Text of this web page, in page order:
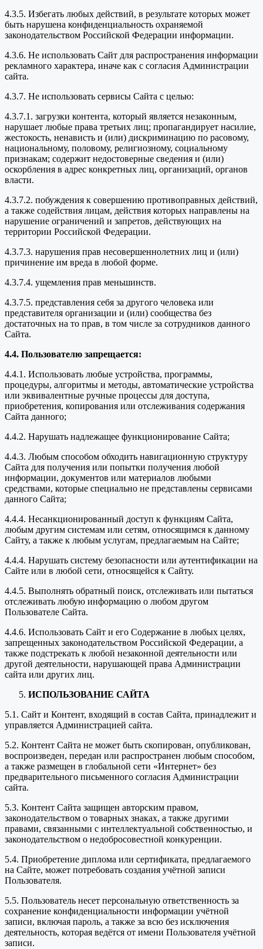
4.3.5. Избегать любых действий, в результате которых может
быть нарушена конфиденциальность охраняемой
законодательством Российской Федерации информации.
4.3.6. Не использовать Сайт для распространения информации
рекламного характера, иначе как с согласия Администрации
сайта.
4.3.7. Не использовать сервисы Сайта с целью:
4.3.7.1. загрузки контента, который является незаконным,
нарушает любые права третьих лиц; пропагандирует насилие,
жестокость, ненависть и (или) дискриминацию по расовому,
национальному, половому, религиозному, социальному
признакам; содержит недостоверные сведения и (или)
оскорбления в адрес конкретных лиц, организаций, органов
власти.
4.3.7.2. побуждения к совершению противоправных действий,
а также содействия лицам, действия которых направлены на
нарушение ограничений и запретов, действующих на
территории Российской Федерации.
4.3.7.3. нарушения прав несовершеннолетних лиц и (или)
причинение им вреда в любой форме.
4.3.7.4. ущемления прав меньшинств.
4.3.7.5. представления себя за другого человека или
представителя организации и (или) сообщества без
достаточных на то прав, в том числе за сотрудников данного
Сайта.
4.4. Пользователю запрещается:
4.4.1. Использовать любые устройства, программы,
процедуры, алгоритмы и методы, автоматические устройства
или эквивалентные ручные процессы для доступа,
приобретения, копирования или отслеживания содержания
Сайта данного;
4.4.2. Нарушать надлежащее функционирование Сайта;
4.4.3. Любым способом обходить навигационную структуру
Сайта для получения или попытки получения любой
информации, документов или материалов любыми
средствами, которые специально не представлены сервисами
данного Сайта;
4.4.4. Несанкционированный доступ к функциям Сайта,
любым другим системам или сетям, относящимся к данному
Сайту, а также к любым услугам, предлагаемым на Сайте;
4.4.4. Нарушать систему безопасности или аутентификации на
Сайте или в любой сети, относящейся к Сайту.
4.4.5. Выполнять обратный поиск, отслеживать или пытаться
отслеживать любую информацию о любом другом
Пользователе Сайта.
4.4.6. Использовать Сайт и его Содержание в любых целях,
запрещенных законодательством Российской Федерации, а
также подстрекать к любой незаконной деятельности или
другой деятельности, нарушающей права Администрации
сайта или других лиц.
ИСПОЛЬЗОВАНИЕ САЙТА
5.1. Сайт и Контент, входящий в состав Сайта, принадлежит и
управляется Администрацией сайта.
5.2. Контент Сайта не может быть скопирован, опубликован,
воспроизведен, передан или распространен любым способом,
а также размещен в глобальной сети «Интернет» без
предварительного письменного согласия Администрации
сайта.
5.3. Контент Сайта защищен авторским правом,
законодательством о товарных знаках, а также другими
правами, связанными с интеллектуальной собственностью, и
законодательством о недобросовестной конкуренции.
5.4. Приобретение диплома или сертификата, предлагаемого
на Сайте, может потребовать создания учётной записи
Пользователя.
5.5. Пользователь несет персональную ответственность за
сохранение конфиденциальности информации учётной
записи, включая пароль, а также за всю без исключения
деятельность, которая ведётся от имени Пользователя учётной
записи.